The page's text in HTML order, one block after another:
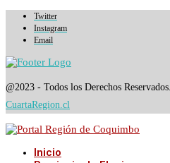
Twitter
Instagram
Email
@2023 - Todos los Derechos
CuartaRegion.cl
Inicio